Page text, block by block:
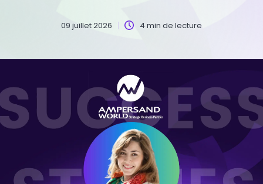
09 juillet 2026 4 min de lecture